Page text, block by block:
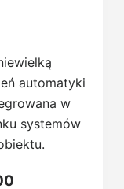
automatyki
w
systemów